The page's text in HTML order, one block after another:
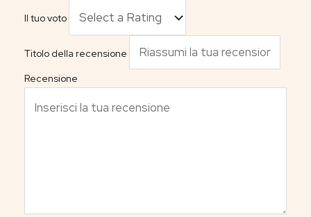
Il tuo voto
Titolo della recensione
Recensione